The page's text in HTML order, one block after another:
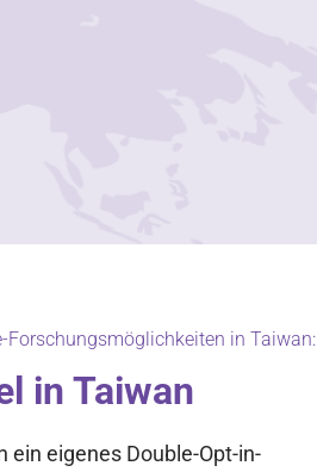
Forschungsmöglichkeiten in Taiwan:
in Taiwan
ein eigenes Double-Opt-in-